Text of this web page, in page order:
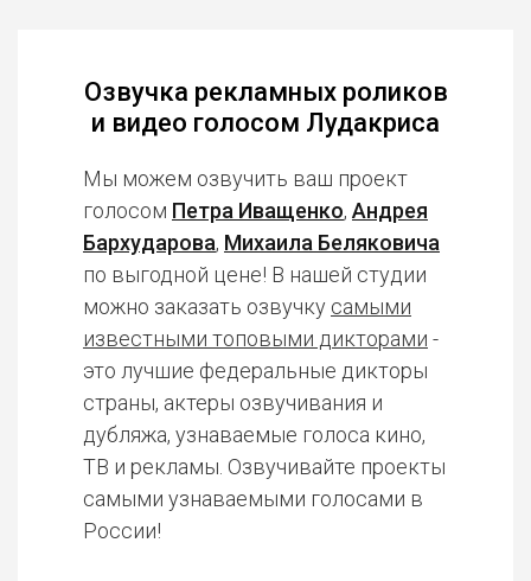
Озвучка рекламных роликов
и видео голосом Лудакриса
Мы можем озвучить ваш проект
голосом Петра Иващенко, Андрея
Бархударова, Михаила Беляковича
по выгодной цене! В нашей студии
можно заказать озвучку самыми
известными топовыми дикторами -
это лучшие федеральные дикторы
страны, актеры озвучивания и
дубляжа, узнаваемые голоса кино,
ТВ и рекламы. Озвучивайте проекты
самыми узнаваемыми голосами в
России!